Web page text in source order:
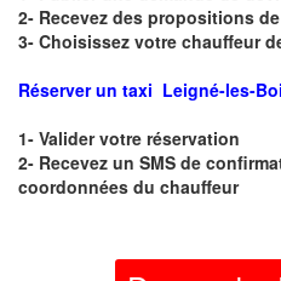
2- Recevez des propositions
3- Choisissez votre chauffeur
Réserver un taxi Leigné-les-
1- Valider votre réservation
2- Recevez un SMS de
coordonnées du chauffeur